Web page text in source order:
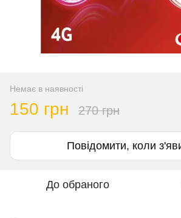
Немає в наявності
150 грн 270 грн
Повідомити, коли
До обраного